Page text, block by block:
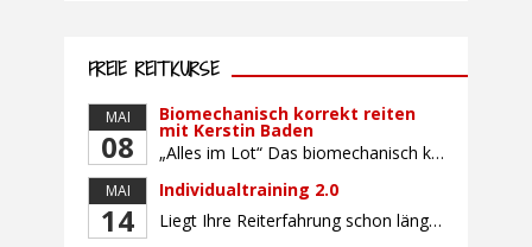
FREIE REITKURSE
MAI
08
Biomechanisch korrekt reiten
mit Kerstin Baden
„Alles im Lot“ Das biomechanisch korrekte Reiten vereint viele wichtige Erkenntnisse der Reitkunst und der Physiologie von Pferd und Reiter miteinander. Ziel ist die größtmögliche Symmetrie des Reiters, denn erst wenn „alles im Lot“ ist, kann das Pferd den Reiter ausbalanciert und losgelassen tragen. Dafür muss der Reiter lernen, die Reaktionen seines Pferdes auf seinen […]
MAI
14
Individualtraining 2.0
Liegt Ihre Reiterfahrung schon länger zurück oder fühlen Sie sich noch nicht richtig fit? Oder sind Sie bereits ein sicherer Reiter und freuen sich auf weiterführenden Unterricht? Training für Reiter:innen mit unterschiedlicher Reiterfahrung, auf die Wünsche und Kenntnisse des Einzelnen abgestimmt. Ein abwechslungsreiches Programm mit individuellem Reitunterricht mit unterschiedlichen Schwerpunkten und für Fortgeschrittene auch mit […]